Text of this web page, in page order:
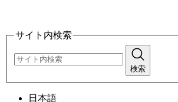
サイト内検索
検索
日本語